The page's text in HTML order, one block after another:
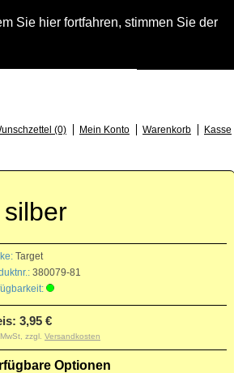
Sie hier fortfahren, stimmen Sie der
Warenkorb
(0) Mein Konto Warenkorb Kasse
Target
380079-81
3,95 €
zzgl. Versandkosten
Optionen